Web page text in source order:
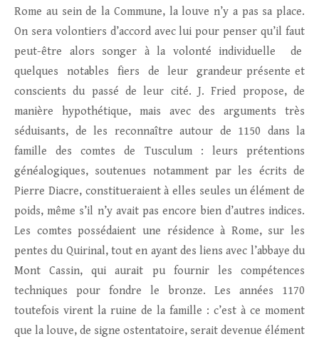
Rome au sein de la Commune, la louve n’y a pas sa place.
On sera volontiers d’accord avec lui pour penser qu’il faut
peut-être alors songer à la volonté individuelle de
quelques notables fiers de leur grandeur présente et
conscients du passé de leur cité. J. Fried propose, de
manière hypothétique, mais avec des arguments très
séduisants, de les reconnaître autour de 1150 dans la
famille des comtes de Tusculum : leurs prétentions
généalogiques, soutenues notamment par les écrits de
Pierre Diacre, constitueraient à elles seules un élément de
poids, même s’il n’y avait pas encore bien d’autres indices.
Les comtes possédaient une résidence à Rome, sur les
pentes du Quirinal, tout en ayant des liens avec l’abbaye du
Mont Cassin, qui aurait pu fournir les compétences
techniques pour fondre le bronze. Les années 1170
toutefois virent la ruine de la famille : c’est à ce moment
que la louve, de signe ostentatoire, serait devenue élément